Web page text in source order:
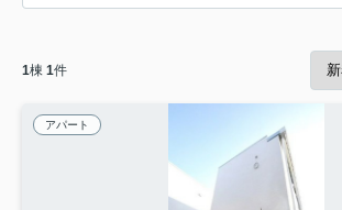
1棟 1件
アパート